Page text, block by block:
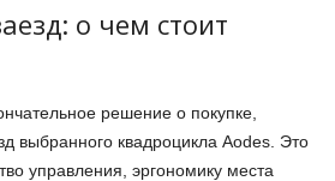
о чем стоит
решение о покупке,
выбранного квадроцикла Aodes. Это
управления, эргономику места